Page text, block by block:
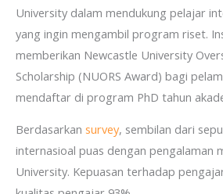
University dalam mendukung pelajar
yang ingin mengambil program riset.
memberikan Newcastle University
Scholarship (NUORS Award) bagi
mendaftar di program PhD tahun
Berdasarkan survey, sembilan dari
internasioal puas dengan pengalaman
University. Kepuasan terhadap